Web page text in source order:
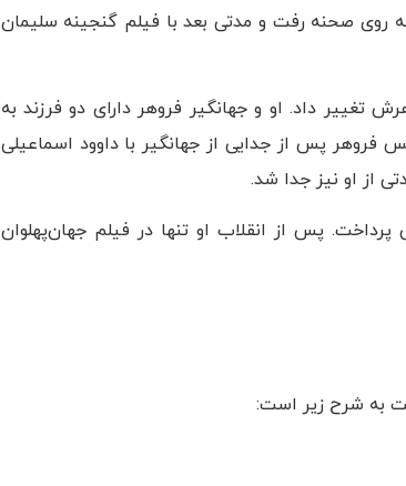
سپاهان اصفهان به روی صحنه رفت و مدتی بعد با فیلم گنجینه سلیمان
تغییر داد. او و جهانگیر فروهر دارای دو فرزند به
فروهر پس از جدایی از جهانگیر با داوود اسماعیلی
از او نیز جدا شد.
به ایفای نقش پرداخت. پس از انقلاب او تنها در فیلم جهان‌پهلوان
به شرح زیر است: